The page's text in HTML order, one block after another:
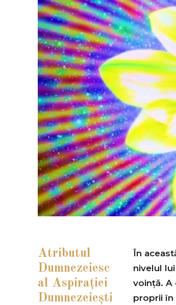
Atributul
Dumnezeiesc
al Aspiraţiei
Dumnezeieşti
În
nivelul lui
voință. A
proprii în